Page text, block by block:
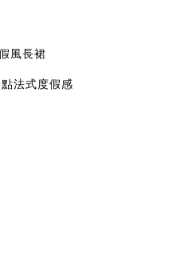
風長裙
法式度假感